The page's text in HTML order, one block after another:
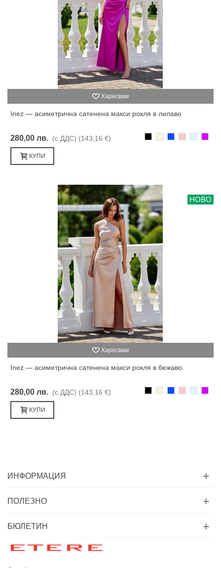
Харесвам
Inez — асиметрична сатенена макси рокля в лилаво
280,00 лв. (с ДДС) (143,16 €)
КУПИ
НОВО
Харесвам
Inez — асиметрична сатенена макси рокля в бежаво
280,00 лв. (с ДДС) (143,16 €)
КУПИ
ИНФОРМАЦИЯ
ПОЛЕЗНО
БЮЛЕТИН